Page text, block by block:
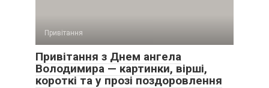
Привітання
Привітання з Днем ангела
Володимира — картинки, вірші,
короткі та у прозі поздоровлення